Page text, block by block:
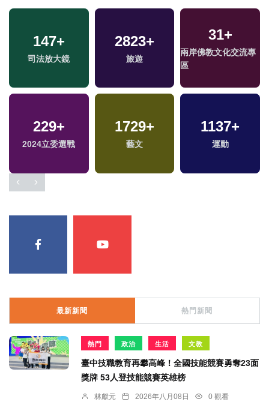
147+
司法放大鏡
2823+
旅遊
31+
兩岸佛教文化交流專
區
229+
2024立委選戰
1729+
藝文
1137+
運動
最新新聞 熱門新聞
熱門 政治 生活 文教
臺中技職教育再攀高峰！全國技能競賽勇奪23面
獎牌 53人登技能競賽英雄榜
林獻元 2026年八月08日
0 觀看